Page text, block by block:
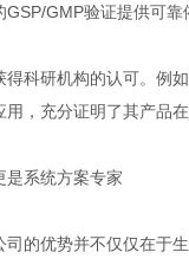
GMP验证提供可靠
研机构的认可。例如
，充分证明了其产品
系统方案专家
优势并不仅仅在于